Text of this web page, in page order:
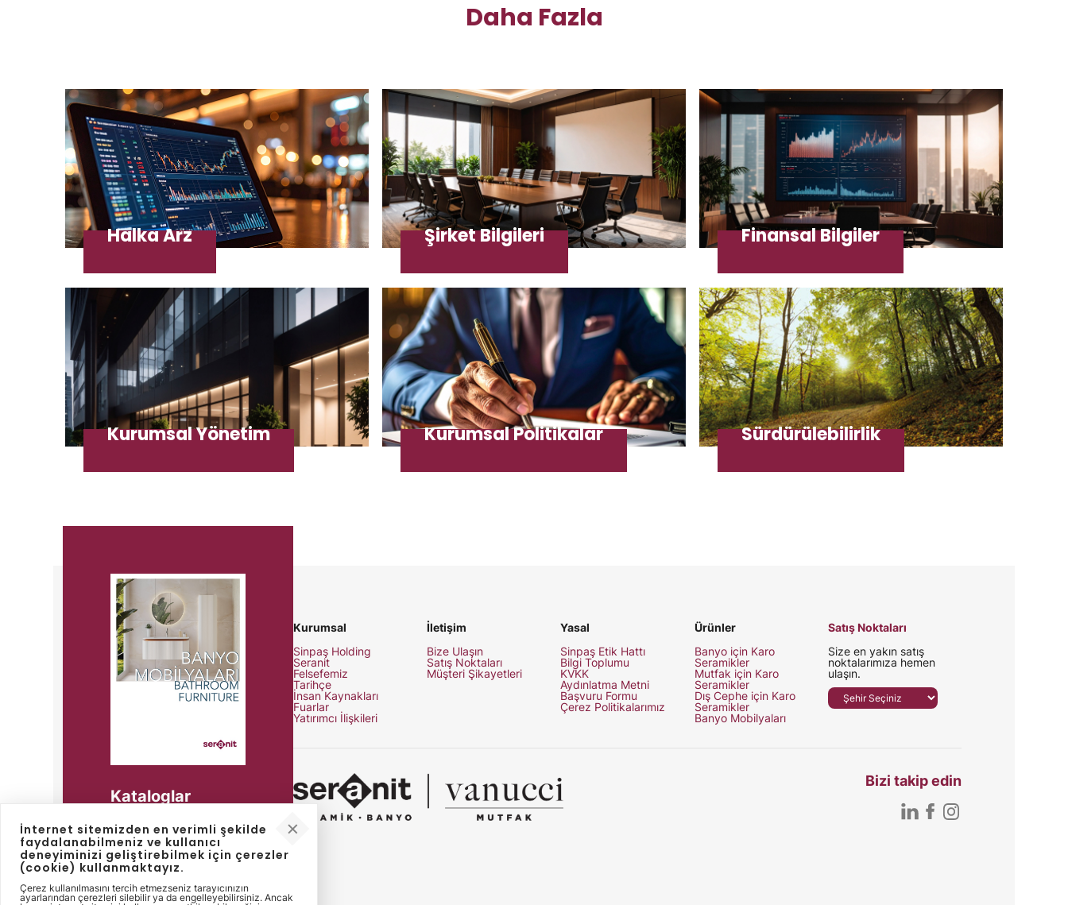
Daha Fazla
Halka Arz Şirket Bilgileri Finansal Bilgiler
Kurumsal Yönetim Kurumsal Politikalar Sürdürülebilirlik
Kataloglar
özellikler ve tüm
ihtiyaçlarınız için
kataloglarımıza ulaşın.
Kurumsal
Sinpaş Holding
Seranit
Felsefemiz
Tarihçe
İnsan Kaynakları
Fuarlar
Yatırımcı İlişkileri
İletişim
Bize Ulaşın
Satış Noktaları
Müşteri Şikayetleri
Yasal
Sinpaş Etik Hattı
Bilgi Toplumu
KVKK
Aydınlatma Metni
Başvuru Formu
Çerez Politikalarımız
Ürünler
Banyo için Karo
Seramikler
Mutfak için Karo
Seramikler
Dış Cephe için Karo
Seramikler
Banyo Mobilyaları
Satış Noktaları
Size en yakın satış
noktalarımıza hemen
ulaşın.
Bizi takip edin
İnternet sitemizden en verimli şekilde
faydalanabilmeniz ve kullanıcı
deneyiminizi geliştirebilmek için çerezler
(cookie) kullanmaktayız.
Çerez kullanılmasını tercih etmezseniz tarayıcınızın
ayarlarından çerezleri silebilir ya da engelleyebilirsiniz. Ancak